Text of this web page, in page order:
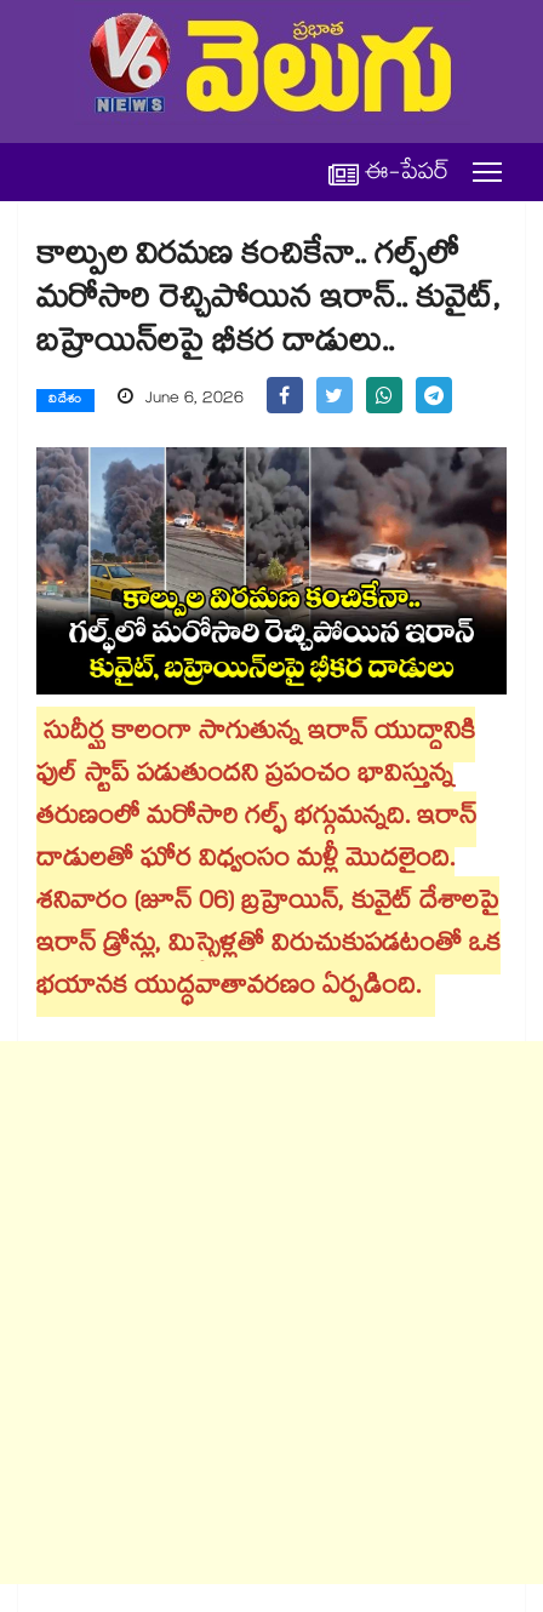
ఈ-పేపర్
కాల్పుల విరమణ కంచికేనా.. గల్ఫ్⁭లో
మరోసారి రెచ్చిపోయిన ఇరాన్.. కువైట్,
బహ్రెయిన్⁭లపై భీకర దాడులు..
విదేశం June 6, 2026
సుదీర్ఘ కాలంగా సాగుతున్న ఇరాన్ యుద్ధానికి
ఫుల్ స్టాప్ పడుతుందని ప్రపంచం భావిస్తున్న
తరుణంలో మరోసారి గల్ఫ్ భగ్గుమన్నది. ఇరాన్
దాడులతో ఘోర విధ్వంసం మళ్లీ మొదలైంది.
శనివారం (జూన్ 06) బ్రహ్రెయిన్, కువైట్ దేశాలపై
ఇరాన్ డ్రోన్లు, మిస్సైళ్లతో విరుచుకుపడటంతో ఒక
భయానక యుద్ధవాతావరణం ఏర్పడింది.